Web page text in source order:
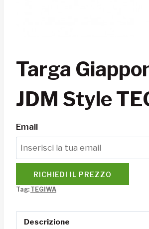
Targa
JDM Style
Email
RICHIEDI IL PREZZO
Tag: TEGIWA
Descrizione